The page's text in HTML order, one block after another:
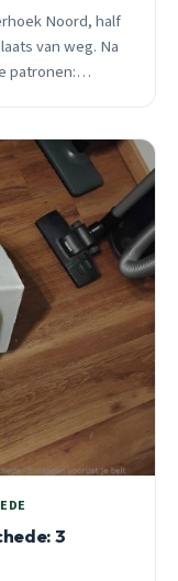
Noord, half
van weg. Na
patronen:
3